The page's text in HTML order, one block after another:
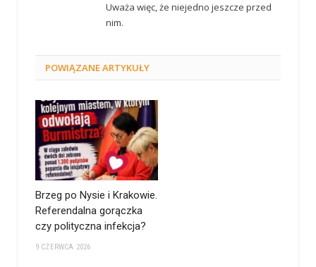
Uważa więc, że niejedno jeszcze przed
nim.
POWIĄZANEARTYKUŁY
Brzeg po Nysie i Krakowie.
Referendalna gorączka
czy polityczna infekcja?
9 CZERWCA 2026